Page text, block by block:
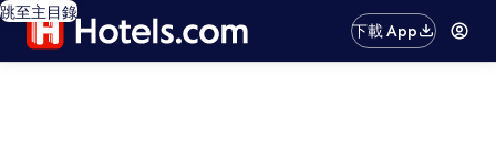
跳至主目錄
下載 App